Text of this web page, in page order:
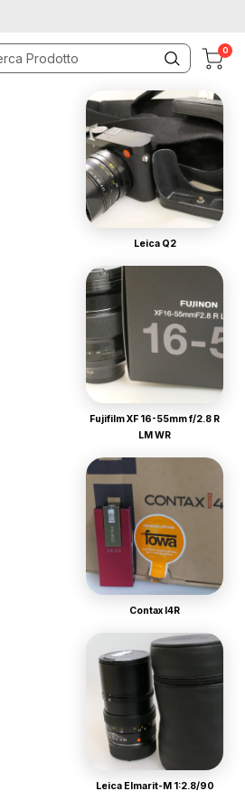
0
Leica Q2
Fujifilm XF 16-55mm f/2.8 R
LM WR
Contax I4R
Leica Elmarit-M 1:2.8/90